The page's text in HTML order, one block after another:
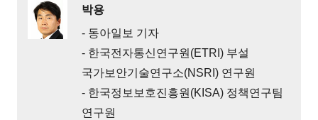
박용
- 동아일보 기자
- 한국전자통신연구원(ETRI) 부설
국가보안기술연구소(NSRI) 연구원
- 한국정보보호진흥원(KISA) 정책연구팀
연구원